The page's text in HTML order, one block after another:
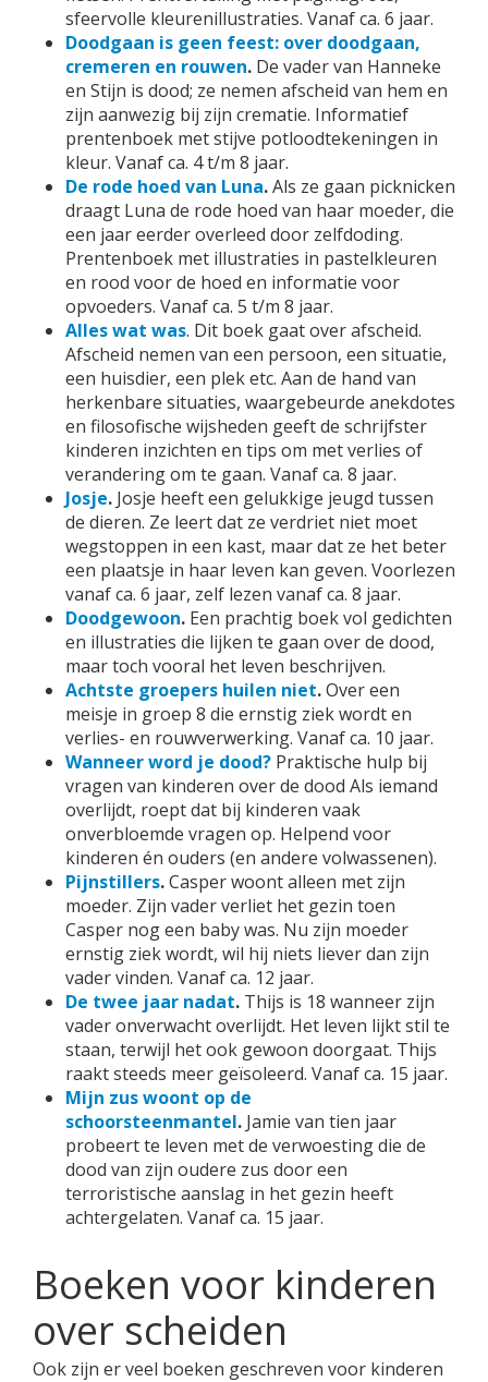
sfeervolle kleurenillustraties. Vanaf ca. 6 jaar.
Doodgaan is geen feest: over doodgaan,
cremeren en rouwen. De vader van Hanneke
en Stijn is dood; ze nemen afscheid van hem en
zijn aanwezig bij zijn crematie. Informatief
prentenboek met stijve potloodtekeningen in
kleur. Vanaf ca. 4 t/m 8 jaar.
De rode hoed van Luna.Als ze gaan picknicken
draagt Luna de rode hoed van haar moeder, die
een jaar eerder overleed door zelfdoding.
Prentenboek met illustraties in pastelkleuren
en rood voor de hoed en informatie voor
opvoeders. Vanaf ca. 5 t/m 8 jaar.
Alles wat was. Dit boek gaat over afscheid.
Afscheid nemen van een persoon, een situatie,
een huisdier, een plek etc. Aan de hand van
herkenbare situaties, waargebeurde anekdotes
en filosofische wijsheden geeft de schrijfster
kinderen inzichten en tips om met verlies of
verandering om te gaan. Vanaf ca. 8 jaar.
Josje. Josje heeft een gelukkige jeugd tussen
de dieren. Ze leert dat ze verdriet niet moet
wegstoppen in een kast, maar dat ze het beter
een plaatsje in haar leven kan geven. Voorlezen
vanaf ca. 6 jaar, zelf lezen vanaf ca. 8 jaar.
Doodgewoon. Een prachtig boek vol gedichten
en illustraties die lijken te gaan over de dood,
maar toch vooral het leven beschrijven.
Achtste groepers huilen niet.Over een
meisje in groep 8 die ernstig ziek wordt en
verlies- en rouwverwerking. Vanaf ca. 10 jaar.
Wanneer word je dood? Praktische hulp bij
vragen van kinderen over de dood Als iemand
overlijdt, roept dat bij kinderen vaak
onverbloemde vragen op. Helpend voor
kinderen én ouders (en andere volwassenen).
Pijnstillers.Casper woont alleen met zijn
moeder. Zijn vader verliet het gezin toen
Casper nog een baby was. Nu zijn moeder
ernstig ziek wordt, wil hij niets liever dan zijn
vader vinden. Vanaf ca. 12 jaar.
De twee jaar nadat. Thijs is 18 wanneer zijn
vader onverwacht overlijdt. Het leven lijkt stil te
staan, terwijl het ook gewoon doorgaat. Thijs
raakt steeds meer geïsoleerd. Vanaf ca. 15 jaar.
Mijn zus woont op de
schoorsteenmantel. Jamie van tien jaar
probeert te leven met de verwoesting die de
dood van zijn oudere zus door een
terroristische aanslag in het gezin heeft
achtergelaten. Vanaf ca. 15 jaar.
Boeken voor kinderen
over scheiden
Ook zijn er veel boeken geschreven voor kinderen